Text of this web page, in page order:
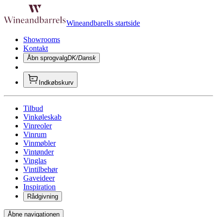
Wineandbarells startside
Showrooms
Kontakt
Åbn sprogvalgDK/Dansk
Indkøbskurv
Tilbud
Vinkøleskab
Vinreoler
Vinrum
Vinmøbler
Vintønder
Vinglas
Vintilbehør
Gaveideer
Inspiration
Rådgivning
Åbne navigationen